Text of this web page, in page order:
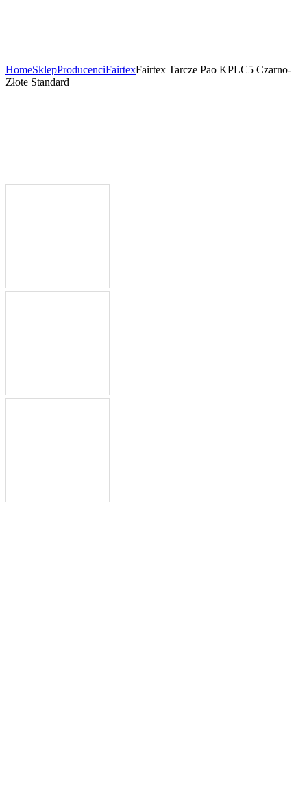
HomeSklepProducenciFairtexFairtex Tarcze Pao KPLC5 Czarno-
Złote Standard